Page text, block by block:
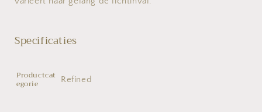
Specificaties
Productcat
egorie Refined